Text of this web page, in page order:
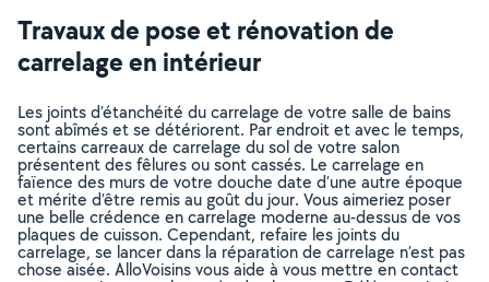
Travaux de pose et rénovation de
carrelage en intérieur
Les joints d’étanchéité du carrelage de votre salle de bains
sont abîmés et se détériorent. Par endroit et avec le temps,
certains carreaux de carrelage du sol de votre salon
présentent des fêlures ou sont cassés. Le carrelage en
faïence des murs de votre douche date d’une autre époque
et mérite d’être remis au goût du jour. Vous aimeriez poser
une belle crédence en carrelage moderne au-dessus de vos
plaques de cuisson. Cependant, refaire les joints du
carrelage, se lancer dans la réparation de carrelage n’est pas
chose aisée. AlloVoisins vous aide à vous mettre en contact